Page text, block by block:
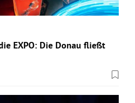
EXPO: Die Donau fließt